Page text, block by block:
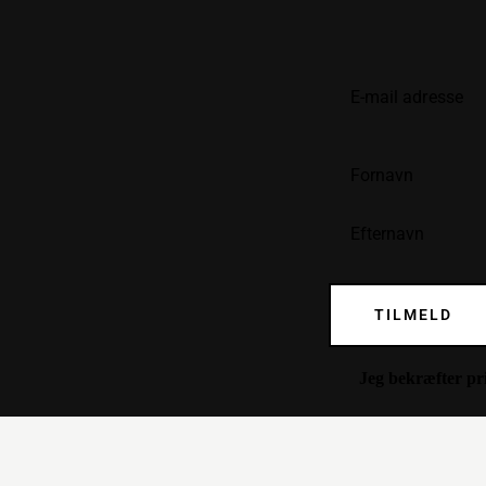
TILMELD